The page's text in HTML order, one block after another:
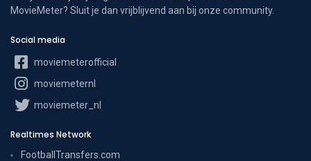
MovieMeter? Sluit je dan vrijblijvend aan bij onze community.
Social media
moviemeterofficial
moviemeternl
moviemeter_nl
Realtimes Network
FootballTransfers.com